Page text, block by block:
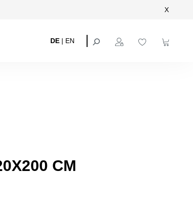
X
DE | EN
CM